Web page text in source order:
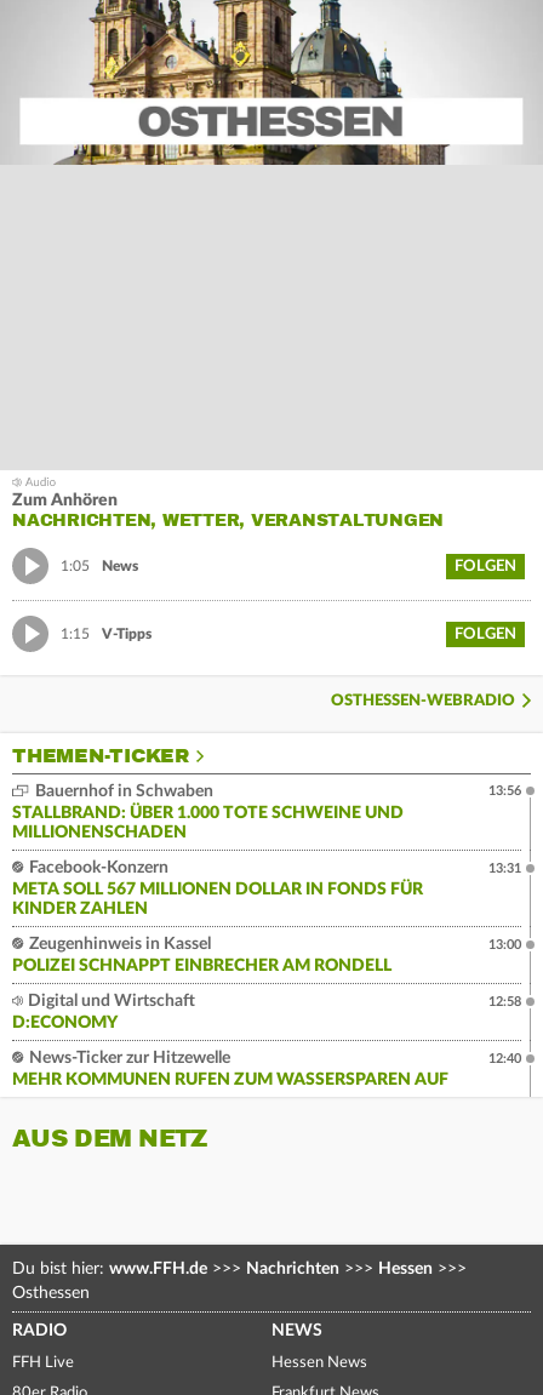
Zum Anhören
NACHRICHTEN, WETTER, VERANSTALTUNGEN
1:05 News FOLGEN
1:15 V-Tipps FOLGEN
OSTHESSEN-WEBRADIO
THEMEN-TICKER
Bauernhof in Schwaben
STALLBRAND: ÜBER 1.000 TOTE SCHWEINE UND
MILLIONENSCHADEN
13:56
Facebook-Konzern
META SOLL 567 MILLIONEN DOLLAR IN FONDS FÜR
KINDER ZAHLEN
13:31
Zeugenhinweis in Kassel
POLIZEI SCHNAPPT EINBRECHER AM RONDELL
13:00
Digital und Wirtschaft
D:ECONOMY
12:58
News-Ticker zur Hitzewelle
MEHR KOMMUNEN RUFEN ZUM WASSERSPAREN AUF
12:40
AUS DEM NETZ
Du bist hier: www.FFH.de >>> Nachrichten >>> Hessen >>>
Osthessen
RADIO
FFH Live
NEWS
Hessen News